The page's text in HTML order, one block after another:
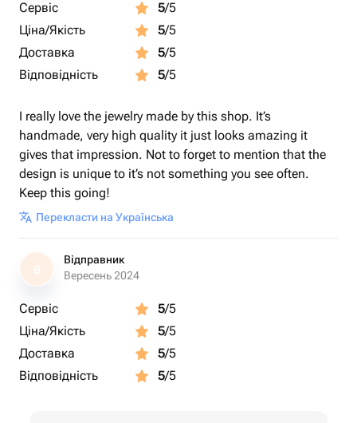
Сервіс 5/5
Ціна/Якість
5/5
Доставка
5/5
Відповідність
5/5
I really love the jewelry made by this shop. It’s
handmade, very high quality it just looks amazing it
gives that impression. Not to forget to mention that the
design is unique to it’s not something you see often.
Keep this going!
Перекласти на Українська
В
Відправник
Вересень 2024
Сервіс 5/5
Ціна/Якість
5/5
Доставка
5/5
Відповідність
5/5